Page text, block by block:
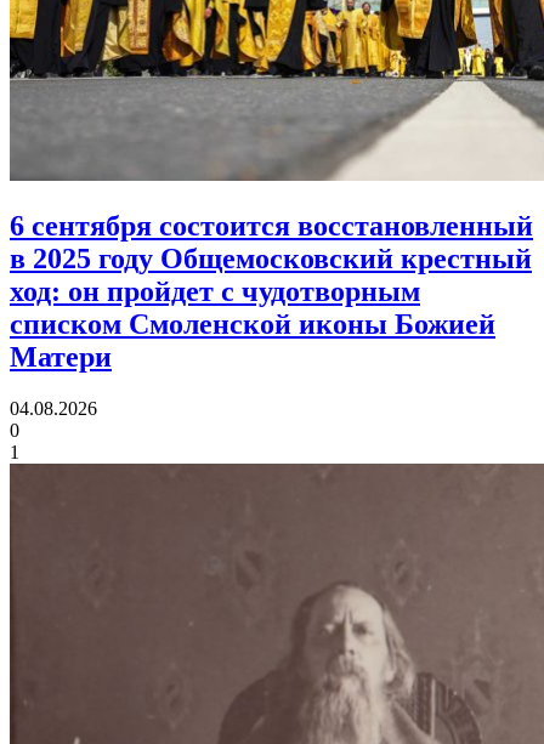
6 сентября состоится восстановленный
в 2025 году Общемосковский крестный
ход: он пройдет с чудотворным
списком Смоленской иконы Божией
Матери
04.08.2026
0
1